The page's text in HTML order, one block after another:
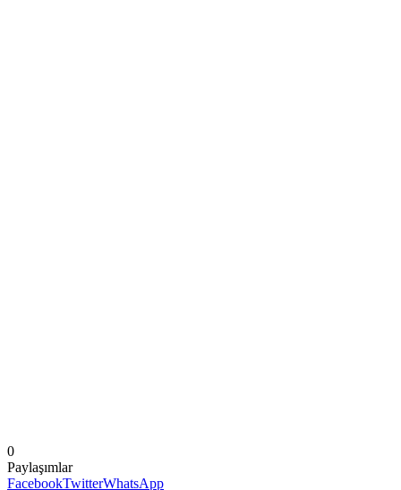
0
Paylaşımlar
FacebookTwitterWhatsApp